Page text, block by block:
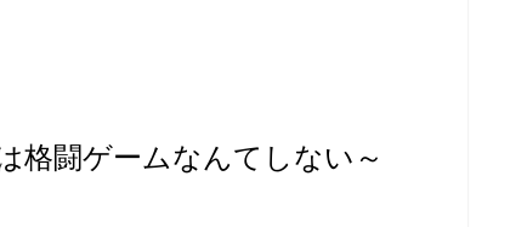
格闘ゲームなんてしない～